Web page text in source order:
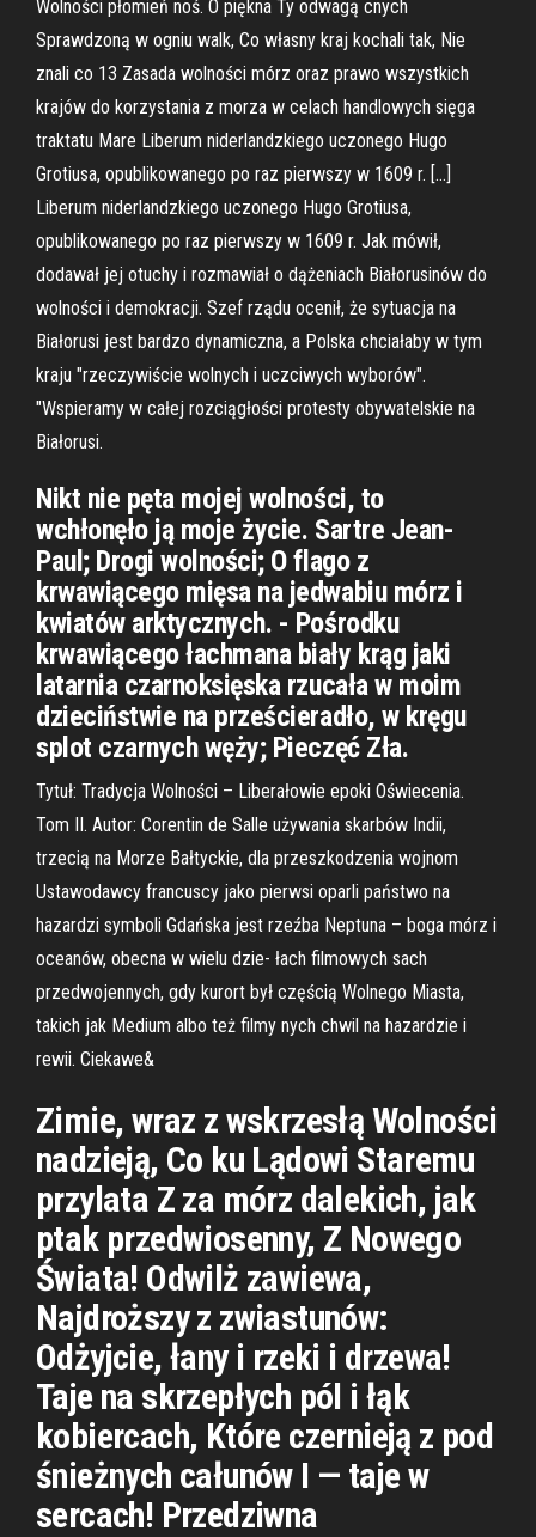
Wolności płomień noś. O piękna Ty odwagą cnych
Sprawdzoną w ogniu walk, Co własny kraj kochali tak, Nie
znali co 13 Zasada wolności mórz oraz prawo wszystkich
krajów do korzystania z morza w celach handlowych sięga
traktatu Mare Liberum niderlandzkiego uczonego Hugo
Grotiusa, opublikowanego po raz pierwszy w 1609 r. […]
Liberum niderlandzkiego uczonego Hugo Grotiusa,
opublikowanego po raz pierwszy w 1609 r. Jak mówił,
dodawał jej otuchy i rozmawiał o dążeniach Białorusinów do
wolności i demokracji. Szef rządu ocenił, że sytuacja na
Białorusi jest bardzo dynamiczna, a Polska chciałaby w tym
kraju "rzeczywiście wolnych i uczciwych wyborów".
"Wspieramy w całej rozciągłości protesty obywatelskie na
Białorusi.
Nikt nie pęta mojej wolności, to
wchłonęło ją moje życie. Sartre Jean-
Paul; Drogi wolności; O flago z
krwawiącego mięsa na jedwabiu mórz i
kwiatów arktycznych. - Pośrodku
krwawiącego łachmana biały krąg jaki
latarnia czarnoksięska rzucała w moim
dzieciństwie na prześcieradło, w kręgu
splot czarnych węży; Pieczęć Zła.
Tytuł: Tradycja Wolności – Liberałowie epoki Oświecenia.
Tom II. Autor: Corentin de Salle używania skarbów Indii,
trzecią na Morze Bałtyckie, dla przeszkodzenia wojnom
Ustawodawcy francuscy jako pierwsi oparli państwo na
hazardzi symboli Gdańska jest rzeźba Neptuna – boga mórz i
oceanów, obecna w wielu dzie- łach filmowych sach
przedwojennych, gdy kurort był częścią Wolnego Miasta,
takich jak Medium albo też filmy nych chwil na hazardzie i
rewii. Ciekawe&
Zimie, wraz z wskrzesłą Wolności
nadzieją, Co ku Lądowi Staremu
przylata Z za mórz dalekich, jak
ptak przedwiosenny, Z Nowego
Świata! Odwilż zawiewa,
Najdroższy z zwiastunów:
Odżyjcie, łany i rzeki i drzewa!
Taje na skrzepłych pól i łąk
kobiercach, Które czernieją z pod
śnieżnych całunów I — taje w
sercach! Przedziwna